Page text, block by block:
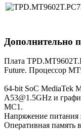
Дополнительно
Плата
Future. Процессор
64-bit SoC MediaTek
A53@1.5GHz и
MC1.
Напряжение питания
Оперативная память